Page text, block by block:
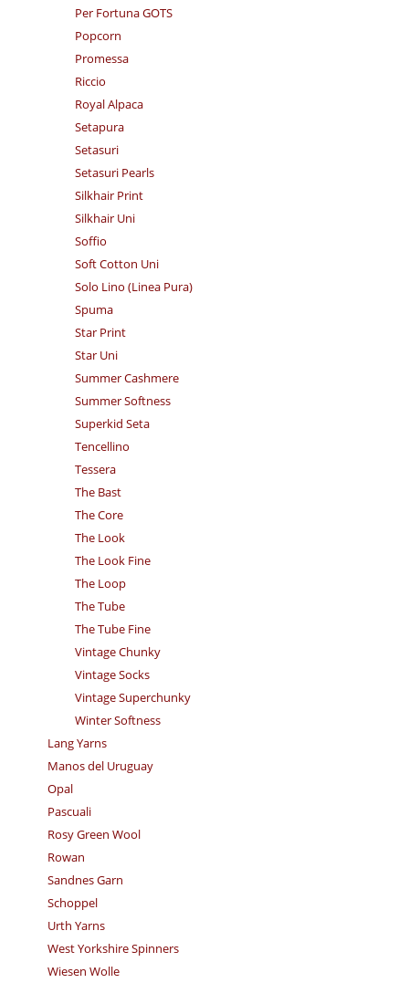
Per Fortuna GOTS
Popcorn
Promessa
Riccio
Royal Alpaca
Setapura
Setasuri
Setasuri Pearls
Silkhair Print
Silkhair Uni
Soffio
Soft Cotton Uni
Solo Lino (Linea Pura)
Spuma
Star Print
Star Uni
Summer Cashmere
Summer Softness
Superkid Seta
Tencellino
Tessera
The Bast
The Core
The Look
The Look Fine
The Loop
The Tube
The Tube Fine
Vintage Chunky
Vintage Socks
Vintage Superchunky
Winter Softness
Lang Yarns
Manos del Uruguay
Opal
Pascuali
Rosy Green Wool
Rowan
Sandnes Garn
Schoppel
Urth Yarns
West Yorkshire Spinners
Wiesen Wolle